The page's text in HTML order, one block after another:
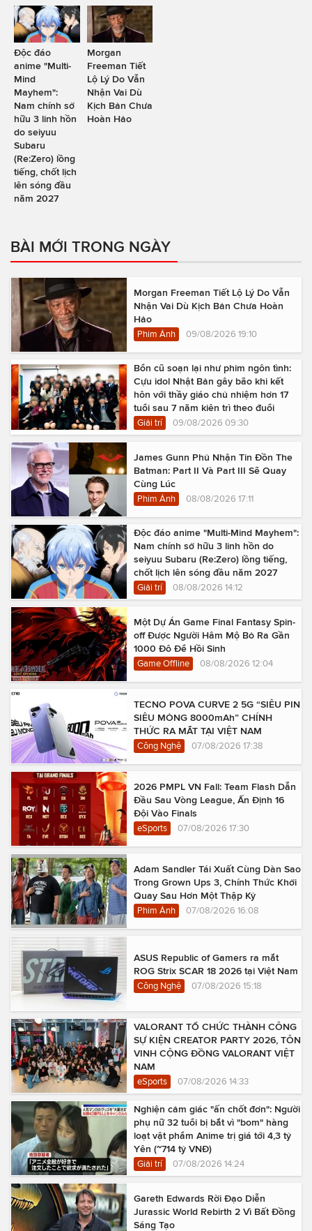
Độc đáo
anime "Multi-
Mind
Mayhem":
Nam chính sở
hữu 3 linh hồn
do seiyuu
Subaru
(Re:Zero) lồng
tiếng, chốt lịch
lên sóng đầu
năm 2027
Morgan
Freeman Tiết
Lộ Lý Do Vẫn
Nhận Vai Dù
Kịch Bản Chưa
Hoàn Hảo
BÀI MỚI TRONG NGÀY
Morgan Freeman Tiết Lộ Lý Do Vẫn
Nhận Vai Dù Kịch Bản Chưa Hoàn
Hảo
Phim Ảnh 09/08/2026 19:10
Bổn cũ soạn lại như phim ngôn tình:
Cựu idol Nhật Bản gây bão khi kết
hôn với thầy giáo chủ nhiệm hơn 17
tuổi sau 7 năm kiên trì theo đuổi
Giải trí 09/08/2026 09:30
James Gunn Phủ Nhận Tin Đồn The
Batman: Part II Và Part III Sẽ Quay
Cùng Lúc
Phim Ảnh 08/08/2026 17:11
Độc đáo anime "Multi-Mind Mayhem":
Nam chính sở hữu 3 linh hồn do
seiyuu Subaru (Re:Zero) lồng tiếng,
chốt lịch lên sóng đầu năm 2027
Giải trí 08/08/2026 14:12
Một Dự Án Game Final Fantasy Spin-
off Được Người Hâm Mộ Bỏ Ra Gần
1000 Đô Để Hồi Sinh
Game Offline 08/08/2026 12:04
TECNO POVA CURVE 2 5G “SIÊU PIN
SIÊU MỎNG 8000mAh” CHÍNH
THỨC RA MẮT TẠI VIỆT NAM
Công Nghệ 07/08/2026 17:38
2026 PMPL VN Fall: Team Flash Dẫn
Đầu Sau Vòng League, Ấn Định 16
Đội Vào Finals
eSports 07/08/2026 17:30
Adam Sandler Tái Xuất Cùng Dàn Sao
Trong Grown Ups 3, Chính Thức Khởi
Quay Sau Hơn Một Thập Kỷ
Phim Ảnh 07/08/2026 16:08
ASUS Republic of Gamers ra mắt
ROG Strix SCAR 18 2026 tại Việt Nam
Công Nghệ 07/08/2026 15:18
VALORANT TỔ CHỨC THÀNH CÔNG
SỰ KIỆN CREATOR PARTY 2026, TÔN
VINH CỘNG ĐỒNG VALORANT VIỆT
NAM
eSports 07/08/2026 14:33
Nghiện cảm giác "ấn chốt đơn": Người
phụ nữ 32 tuổi bị bắt vì "bom" hàng
loạt vật phẩm Anime trị giá tới 4,3 tỷ
Yên (~714 tỷ VNĐ)
Giải trí 07/08/2026 14:24
Gareth Edwards Rời Đạo Diễn
Jurassic World Rebirth 2 Vì Bất Đồng
Sáng Tạo